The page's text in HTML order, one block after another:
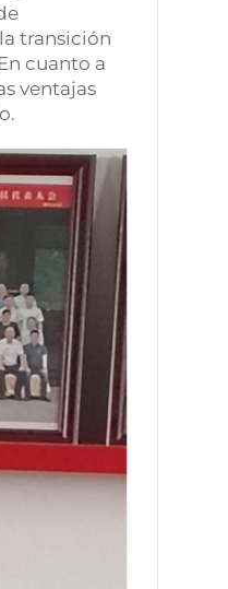
transición
cuanto a
ventajas